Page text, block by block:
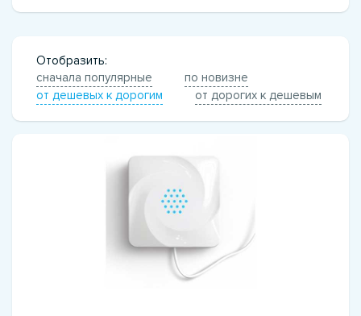
Отобразить:
сначала популярные
по новизне
от дешевых к дорогим
от дорогих к дешевым